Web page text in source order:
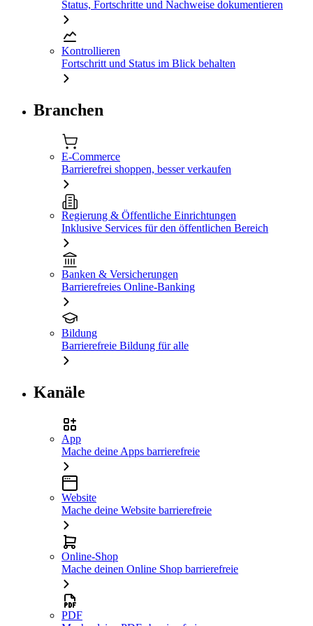
Status, Fortschritte und Nachweise dokumentieren
Kontrollieren
Fortschritt und Status im Blick behalten
Branchen
E-Commerce
Barrierefrei shoppen, besser verkaufen
Regierung & Öffentliche Einrichtungen
Inklusive Services für den öffentlichen Bereich
Banken & Versicherungen
Barrierefreies Online-Banking
Bildung
Barrierefreie Bildung für alle
Kanäle
App
Mache deine Apps barrierefreie
Website
Mache deine Website barrierefreie
Online-Shop
Mache deinen Online Shop barrierefreie
PDF